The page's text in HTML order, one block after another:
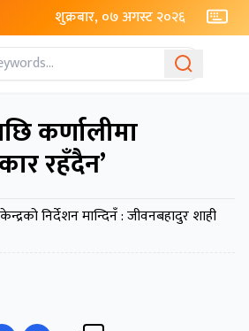
शुक्रबार, ०७ अगस्ट २०२६
कर्णालीमा
रहँदैन’
निर्देशन मान्दिनँ : जीवनबहादुर शाही